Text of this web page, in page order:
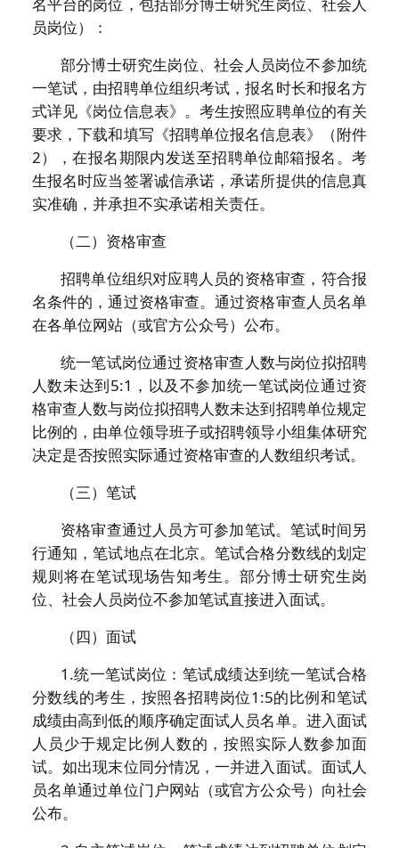
名平台的岗位，包括部分博士研究生岗位、社会人
员岗位）：
部分博士研究生岗位、社会人员岗位不参加统
一笔试，由招聘单位组织考试，报名时长和报名方
式详见《岗位信息表》。考生按照应聘单位的有关
要求，下载和填写《招聘单位报名信息表》（附件
2），在报名期限内发送至招聘单位邮箱报名。考
生报名时应当签署诚信承诺，承诺所提供的信息真
实准确，并承担不实承诺相关责任。
（二）资格审查
招聘单位组织对应聘人员的资格审查，符合报
名条件的，通过资格审查。通过资格审查人员名单
在各单位网站（或官方公众号）公布。
统一笔试岗位通过资格审查人数与岗位拟招聘
人数未达到5:1，以及不参加统一笔试岗位通过资
格审查人数与岗位拟招聘人数未达到招聘单位规定
比例的，由单位领导班子或招聘领导小组集体研究
决定是否按照实际通过资格审查的人数组织考试。
（三）笔试
资格审查通过人员方可参加笔试。笔试时间另
行通知，笔试地点在北京。笔试合格分数线的划定
规则将在笔试现场告知考生。部分博士研究生岗
位、社会人员岗位不参加笔试直接进入面试。
（四）面试
1.统一笔试岗位：笔试成绩达到统一笔试合格
分数线的考生，按照各招聘岗位1:5的比例和笔试
成绩由高到低的顺序确定面试人员名单。进入面试
人员少于规定比例人数的，按照实际人数参加面
试。如出现末位同分情况，一并进入面试。面试人
员名单通过单位门户网站（或官方公众号）向社会
公布。